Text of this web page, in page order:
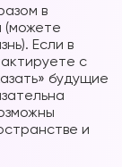
в
(можете
Если в
с
будущие
и